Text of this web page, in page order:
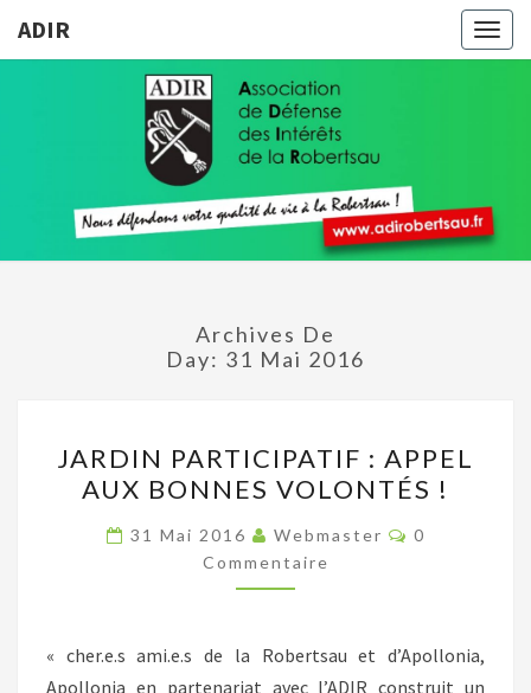
ADIR
ADIR
Votre
Qualité
De Vie À
Robertsau
Archives De
Day: 31 Mai 2016
PARTICIPATIF
:
APPEL
AUX
BONNES
!
JARDIN PARTICIPATIF : APPEL
AUX BONNES VOLONTÉS !
31 Mai 2016 Webmaster
0
Commentaire
« cher.e.s ami.e.s de la Robertsau et d’Apollonia,
Apollonia en partenariat avec l’ADIR construit un